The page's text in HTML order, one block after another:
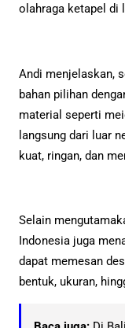
olahraga ketapel di
Andi menjelaskan,
bahan pilihan
material seperti
langsung dari luar
kuat, ringan, dan
Selain
Indonesia juga
dapat memesan
bentuk, ukuran,